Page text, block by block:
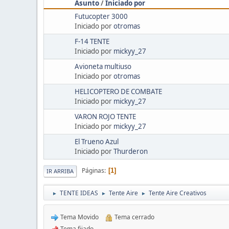
Asunto/Iniciado por
Futucopter 3000
Iniciado porotromas
F-14 TENTE
Iniciado por mickyy_27
Avioneta multiuso
Iniciado porotromas
HELICOPTERO DE COMBATE
Iniciado por mickyy_27
VARON ROJO TENTE
Iniciado por mickyy_27
El Trueno Azul
Iniciado porThurderon
IR ARRIBA Páginas 1
► TENTE IDEAS ► Tente Aire ► Tente Aire Creativos
Tema Movido
Tema cerrado